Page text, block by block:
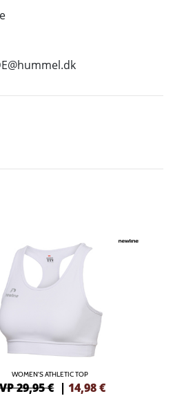
WOMEN'S ATHLETIC TOP
29,95 € |14,98€